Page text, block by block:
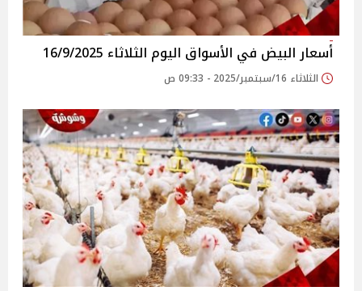
أسعار البيض في الأسواق‎‎ اليوم الثلاثاء 16/9/2025
الثلاثاء 16/سبتمبر/2025 - 09:33 ص